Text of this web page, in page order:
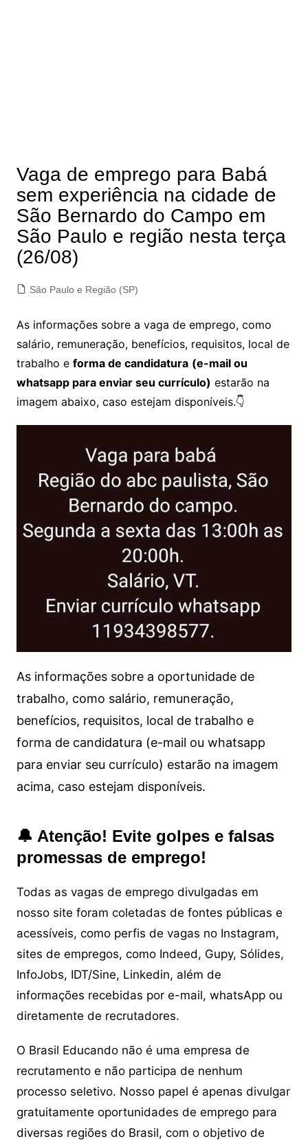
Vaga de emprego para Babá
sem experiência na cidade de
São Bernardo do Campo em
São Paulo e região nesta terça
(26/08)
São Paulo e Região (SP)
As informações sobre a vaga de emprego, como
salário, remuneração, benefícios, requisitos, local de
trabalho e forma de candidatura (e-mail ou
whatsapp para enviar seu currículo) estarão na
imagem abaixo, caso estejam disponíveis.👇
As informações sobre a oportunidade de
trabalho, como salário, remuneração,
benefícios, requisitos, local de trabalho e
forma de candidatura (e-mail ou whatsapp
para enviar seu currículo) estarão na imagem
acima, caso estejam disponíveis.
🔔 Atenção! Evite golpes e falsas
promessas de emprego!
Todas as vagas de emprego divulgadas em
nosso site foram coletadas de fontes públicas e
acessíveis, como perfis de vagas no Instagram,
sites de empregos, como Indeed, Gupy, Sólides,
InfoJobs, IDT/Sine, Linkedin, além de
informações recebidas por e-mail, whatsApp ou
diretamente de recrutadores.
O Brasil Educando não é uma empresa de
recrutamento e não participa de nenhum
processo seletivo. Nosso papel é apenas divulgar
gratuitamente oportunidades de emprego para
diversas regiões do Brasil, com o objetivo de